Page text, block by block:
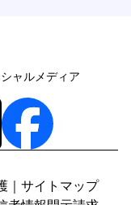
ャルメディア
サイトマップ